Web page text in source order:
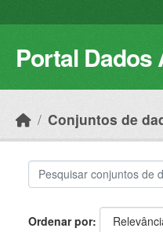
Portal Dados
Conjuntos de
Ordenar por